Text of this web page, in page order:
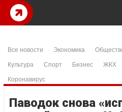
Все новости Экономика
Культура
Спорт Бизнес ЖКХ
Коронавирус
Паводок снова